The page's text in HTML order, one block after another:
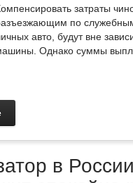
затраты
по
авто, будут вне
Однако суммы
в России